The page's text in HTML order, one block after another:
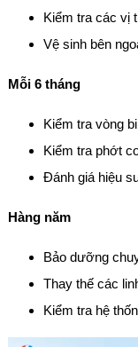
Kiểm tra các vị
Vệ sinh bên
Mỗi 6 tháng
Kiểm tra vòng
Kiểm tra phớt
Đánh giá hiệu
Hàng năm
Bảo dưỡng
Thay thế các
Kiểm tra hệ